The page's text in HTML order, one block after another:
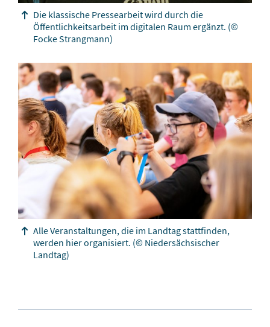
Die klassische Pressearbeit wird durch die
Öffentlichkeitsarbeit im digitalen Raum ergänzt. (©
Focke Strangmann)
Alle Veranstaltungen, die im Landtag stattfinden,
werden hier organisiert. (© Niedersächsischer
Landtag)